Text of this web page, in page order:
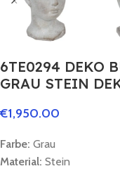
6TE0294 DEKO
GRAU STEIN
€1,950.00
Farbe: Grau
Material: Stein